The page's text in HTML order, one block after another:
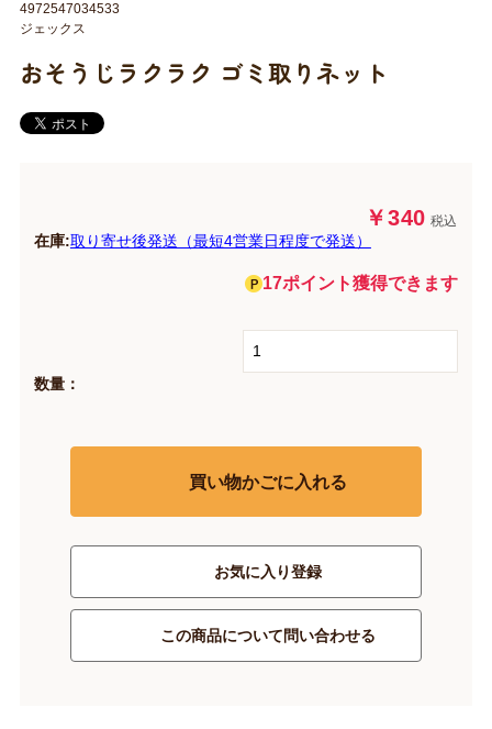
おそうじラクラク ゴミ取りネット
￥340 税込
在庫:取り寄せ後発送（最短4営業日程度で発送）
17ポイント獲得できます
数量：
買い物かごに入れる
お気に入り登録
この商品について問い合わせる
4972547034533
ジェックス